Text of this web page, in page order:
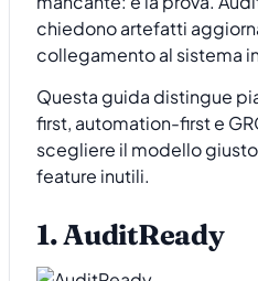
chiedono artefatti
collegamento al sistema
Questa guida distingue
first, automation-first e
scegliere il modello
feature inutili.
1. AuditReady